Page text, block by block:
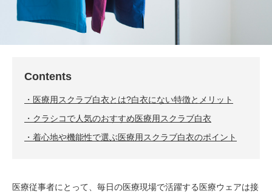
Contents
医療用スクラブ白衣とは?白衣にない特徴とメリット
クラシコで人気のおすすめ医療用スクラブ白衣
着心地や機能性で選ぶ医療用スクラブ白衣のポイント
医療従事者にとって、毎日の医療現場で活躍する医療ウェアは接